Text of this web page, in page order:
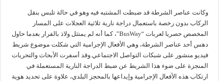
وكانت عناصر الشرطة قد ضبطت المشتبه فيه وهو في حالة تلبس بنقل
الركاب بدون رخصة باستعمال دراجة نارية ثلاثية العجلات على المسار
المخصص حصريا لعربات “BusWay”، كما أنه لم يمتثل ولاذ بالفرار بعدما حاول
دهس أحد عناصر الشرطة، وهي الأفعال الإجرامية التي شكلت موضوع شريط
فيديو منشور على شبكات التواصل الاجتماعي.وقد أسفرت الأبحاث والتحريات
المنجزة على ضوء هذا الشريط عن ضبط الدراجة النارية المستعملة في
ارتكاب هذه الأفعال الإجرامية وإيداعها بالمحجز البلدي، علاوة على تحديد هوية